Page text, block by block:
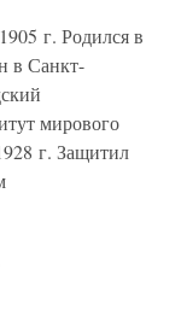
г. Родился в
в Санкт-
мирового
г. Защитил